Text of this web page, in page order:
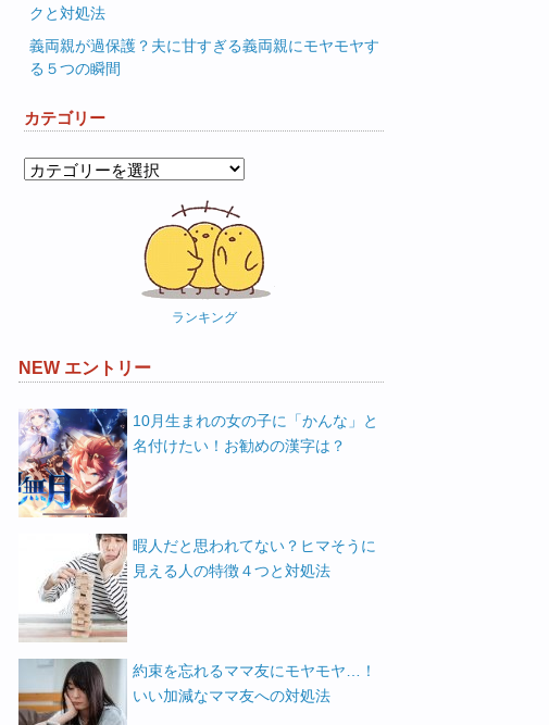
クと対処法
義両親が過保護？夫に甘すぎる義両親にモヤモヤす
る５つの瞬間
カテゴリー
カ
ランキング
NEW エントリー
10月生まれの女の子に「かんな」と
名付けたい！お勧めの漢字は？
暇人だと思われてない？ヒマそうに
見える人の特徴４つと対処法
約束を忘れるママ友にモヤモヤ…！
いい加減なママ友への対処法